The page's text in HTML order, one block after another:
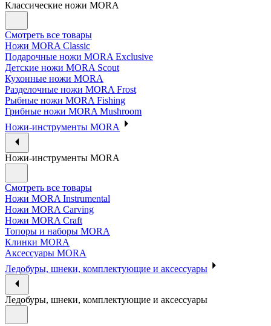
Классические ножи MORA
Смотреть все товары
Ножи MORA Classic
Подарочные ножи MORA Exclusive
Детские ножи MORA Scout
Кухонные ножи MORA
Разделочные ножи MORA Frost
Рыбные ножи MORA Fishing
Грибные ножи MORA Mushroom
Ножи-инструменты MORA
Ножи-инструменты MORA
Смотреть все товары
Ножи MORA Instrumental
Ножи MORA Carving
Ножи MORA Craft
Топоры и наборы MORA
Клинки MORA
Аксессуары MORA
Ледобуры, шнеки, комплектующие и аксессуары
Ледобуры, шнеки, комплектующие и аксессуары